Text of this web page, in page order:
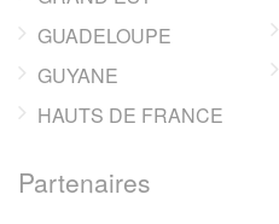
GUADELOUPE
GUYANE
HAUTS DE FRANCE
Partenaires